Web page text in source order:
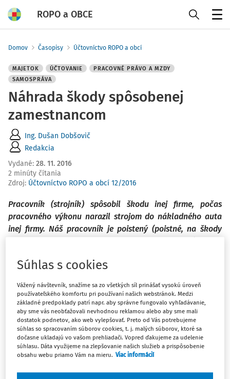
ROPO a OBCE
Domov Časopisy Účtovníctvo ROPO a obcí
MAJETOK ÚČTOVANIE
PRACOVNÉ PRÁVO A MZDY
SAMOSPRÁVA
Náhrada škody spôsobenej
zamestnancom
Ing. Dušan Dobšovič
Redakcia
Vydané: 28. 11. 2016
2 minúty čítania
Zdroj: Účtovníctvo ROPO a obcí 12/2016
Pracovník (strojník) spôsobil škodu inej firme, počas
pracovného výkonu narazil strojom do nákladného auta
inej firmy. Náš pracovník je poistený (poistné, na škody
plnom rozsahu 887,80 €. Škodu sme si uplatnili v poisťovni
746,87 €, ktorú nám poisťovňa uhradila je v nasledovnom
znení: výška škody 877,80 €, maximálne plnenie v zmysle
zmluvy 829,85 € so spoluúčasťou pracovníka 10 %, tzn.
82,98 €. Ako vysporiadať vzniknutý rozdiel v sume 47,95 €
(pracovník má v zmluve dojednanú maximálnu výšku
829,85 €, z čoho 10 %, čo je 82,98 € + rozdiel 47,95 €?
Súhlas s cookies
Vážený návštevník, snažíme sa zo všetkých síl prinášať vysokú úroveň
používateľského komfortu pri používaní našich webstránok. Medzi
základné predpoklady patrí napr. aby správne fungovalo vyhľadávanie,
aby sme vás neobťažovali nevhodnou reklamou alebo aby sme mali
dostatok podnetov, ako web vylepšovať. Preto od Vás potrebujeme
súhlas so spracovaním súborov cookies, t. j. malých súborov, ktoré sa
dočasne ukladajú vo vašom prehliadači. Vopred ďakujeme za udelenie
súhlasu. Dáta využijeme na zlepšovanie našich služieb a prispôsobenie
obsahu webu priamo Vám na mieru. Viac informácií